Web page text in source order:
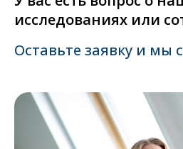
исследованиях или
Оставьте заявку и мы